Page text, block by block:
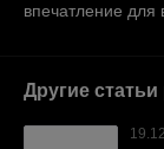
впечатление
Другие